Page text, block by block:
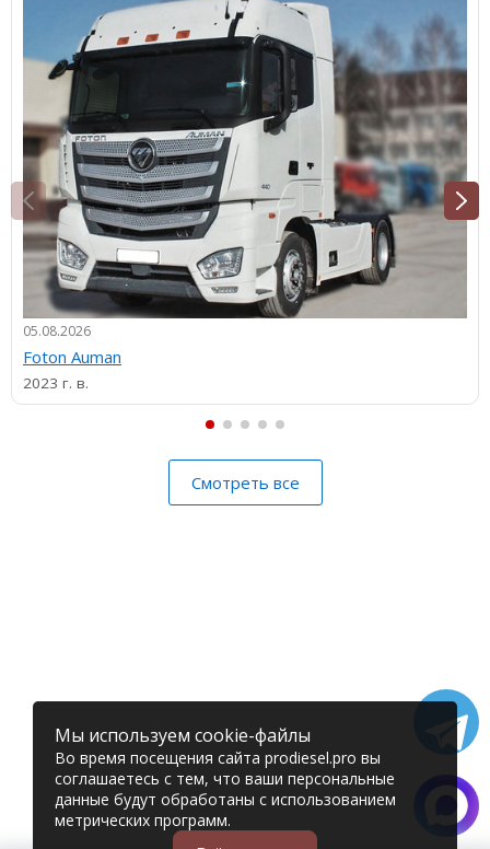
05.08.2026
Foton Auman
2023 г. в.
Смотреть все
Мы используем cookie-файлы
Во время посещения сайта prodiesel.pro вы
соглашаетесь с тем, что ваши персональные
данные будут обработаны с использованием
метрических программ.